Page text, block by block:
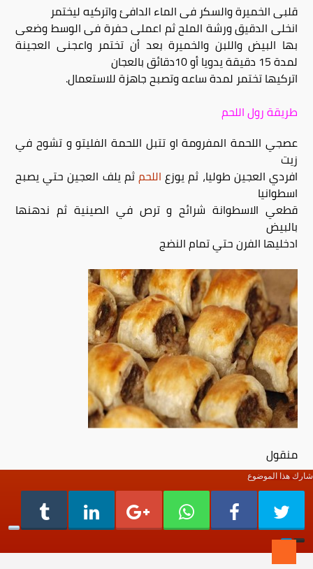
قلبى الخميرة والسكر فى الماء الدافئ واتركيه ليختمر
انخلى الدقيق ورشة الملح ثم اعملى حفرة فى الوسط وضعى
بها البيض واللبن والخميرة بعد أن تختمر واعجنى العجينة
لمدة 15 دقيقة يدويا أو 10دقائق بالعجان
اتركيها تختمر لمدة ساعه وتصبح جاهزة للاستعمال.
طريقة رول اللحم
عصجي اللحمة المفرومة او تتبل اللحمة الفليتو و تشوح في
زيت
افردي العجين طوليا، ثم يوزع اللحمثم يلف العجين حتي يصبح
اسطوانيا
قطعي الاسطوانة شرائح و ترص في الصينية ثم ندهنها
بالبيض
ادخليها الفرن حتي تمام النضج
منقول
شارك هذا الموضوع